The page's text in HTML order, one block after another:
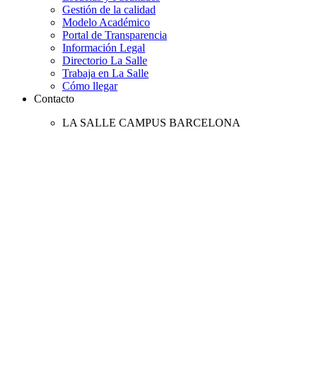
Gestión de la calidad
Modelo Académico
Portal de Transparencia
Información Legal
Directorio La Salle
Trabaja en La Salle
Cómo llegar
Contacto
LA SALLE CAMPUS BARCELONA